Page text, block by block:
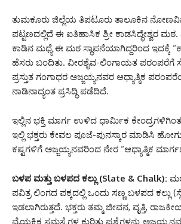
ತುಮಕೂರು ಜಿಲ್ಲೆಯ ತಿಪಟೂರು ತಾಲೂಕಿನ
ಪಟ್ಟಣದಲ್ಲಿದೆ ಈ ಐತಿಹಾಸಿಕ ಶ್ರೀ ಕಾಡಸಿದ್ಧೇಶ್ವರ
ಕಾಡಿನ ಮಧ್ಯೆ ಈ ಮಠ ಸ್ಥಾಪನೆಯಾಗಿದ್ದರಿಂದ ಇದಕ್ಕೆ
ಹೆಸರು ಬಂದಿತು. ವೀರಶೈವ-ಲಿಂಗಾಯತ ಪರಂಪರೆಗೆ
ಪ್ರಸ್ತುತ ಗಂಗಾಧರ ಅಜ್ಜಯ್ಯನವರ ಆಧ್ಯಾತ್ಮಿಕ
ನಾಡಿನಾದ್ಯಂತ ಪ್ರಸಿದ್ಧಿ ಪಡೆದಿದೆ.
ಇಲ್ಲಿನ ಭಕ್ತಿ ಮಾರ್ಗ ಉಳಿದ ಧಾರ್ಮಿಕ ಕೇಂದ್ರಗಳಿಗಿಂತ
ಇಲ್ಲಿ ಭಕ್ತರು ಕೇವಲ ಪೂಜೆ-ಪುನಸ್ಕಾರ ಮಾಡಿಸಿ
ಕಷ್ಟಗಳಿಗೆ ಅಜ್ಜಯ್ಯನವರಿಂದ ನೇರ “ಆಧ್ಯಾತ್ಮಿಕ
ಬಳಪ ಮತ್ತು ಬಳಪದ ಕಲ್ಲು (Slate & Chalk):
ಪವಿತ್ರ ಲಿಂಗದ ಪಕ್ಕದಲ್ಲಿ ಒಂದು ಸಣ್ಣ ಬಳಪದ ಕಲ್ಲು
ಇಡಲಾಗಿರುತ್ತದೆ. ಭಕ್ತರು ತಮ್ಮ ಜೀವನ, ವೃತ್ತಿ,
ವೈಯಕ್ತಿಕ ಸಮಸ್ಯೆಗಳ ಕುರಿತು ಪ್ರಶ್ನೆಗಳನ್ನು